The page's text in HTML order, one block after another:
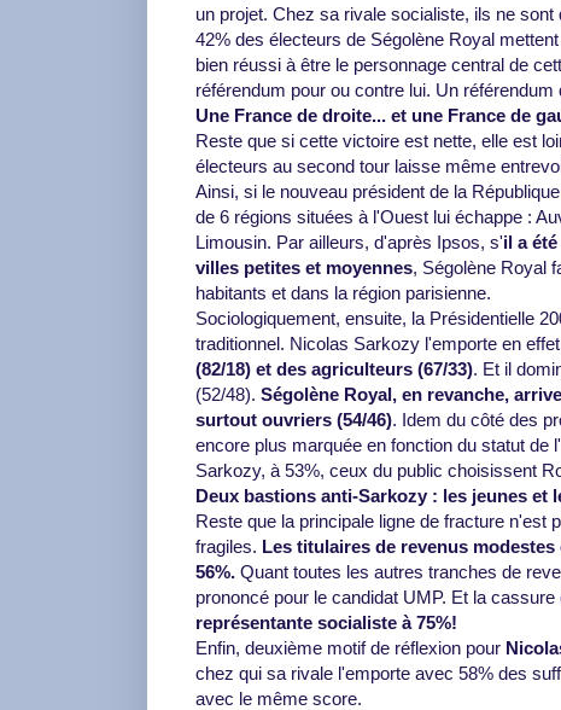
un projet. Chez sa rivale socialiste, ils ne
42% des électeurs de Ségolène Royal
bien réussi à être le personnage central de
référendum pour ou contre lui. Un référendum
Une France de droite... et une France de
Reste que si cette victoire est nette, elle est
électeurs au second tour laisse même
Ainsi, si le nouveau président de la
de 6 régions situées à l'Ouest lui échappe :
Limousin. Par ailleurs, d'après Ipsos, s'il a
villes petites et moyennes, Ségolène Royal
habitants et dans la région parisienne.
Sociologiquement, ensuite, la Présidentielle
traditionnel. Nicolas Sarkozy l'emporte en
(82/18) et des agriculteurs (67/33). Et il
(52/48). Ségolène Royal, en revanche,
surtout ouvriers (54/46). Idem du côté des
encore plus marquée en fonction du statut
Sarkozy, à 53%, ceux du public choisissent
Deux bastions anti-Sarkozy : les jeunes et
Reste que la principale ligne de fracture n'est
fragiles. Les titulaires de revenus
56%.Quant toutes les autres tranches de
prononcé pour le candidat UMP. Et la
représentante socialiste à 75%!
Enfin, deuxième motif de réflexion pour
chez qui sa rivale l'emporte avec 58% des
avec le même score.